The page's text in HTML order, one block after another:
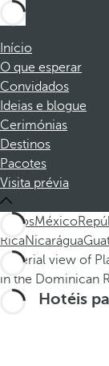
Início
O que esperar
Convidados
Ideias e blogue
Cerimónias
Destinos
Pacotes
Visita prévia
TodosMéxico
RicaNicarágua
Hotéis